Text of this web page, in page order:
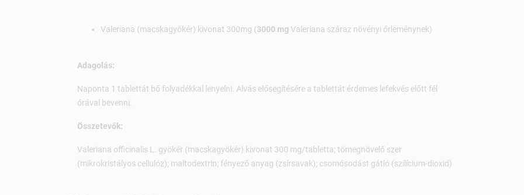
Valeriana (macskagyökér) kivonat 300mg (3000 mg Valeriana száraz növényi őrleménynek)
Adagolás:
Naponta 1 tablettát bő folyadékkal lenyelni. Alvás elősegítésére a tablettát érdemes lefekvés előtt fél
órával bevenni.
Összetevők:
Valeriana officinalis L. gyökér (macskagyökér) kivonat 300 mg/tabletta; tömegnövelő szer
(mikrokristályos cellulóz); maltodextrin; fényező anyag (zsírsavak); csomósodást gátló (szilícium-dioxid)